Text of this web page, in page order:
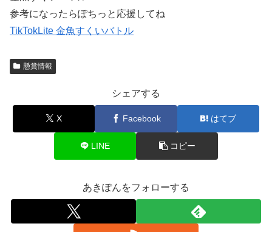
参考になったらぽちっと応援してね
TikTokLite 金魚すくいバトル
懸賞情報
シェアする
X Facebook はてブ
LINE コピー
あきぽんをフォローする